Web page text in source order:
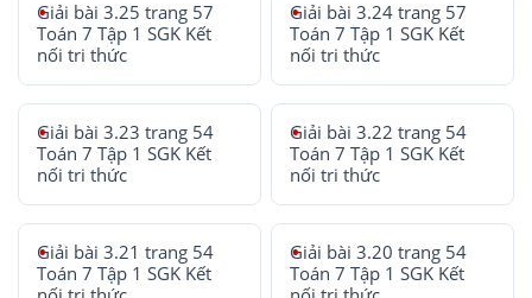
Giải bài 3.25 trang 57
Toán 7 Tập 1 SGK Kết
nối tri thức
Giải bài 3.24 trang 57
Toán 7 Tập 1 SGK Kết
nối tri thức
Giải bài 3.23 trang 54
Toán 7 Tập 1 SGK Kết
nối tri thức
Giải bài 3.22 trang 54
Toán 7 Tập 1 SGK Kết
nối tri thức
Giải bài 3.21 trang 54
Toán 7 Tập 1 SGK Kết
Giải bài 3.20 trang 54
Toán 7 Tập 1 SGK Kết